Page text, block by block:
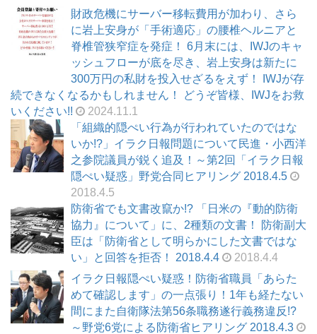
財政危機にサーバー移転費用が加わり、さら
に岩上安身が「手術適応」の腰椎ヘルニアと
脊椎管狭窄症を発症！ 6月末には、IWJのキャ
ッシュフローが底を尽き、岩上安身は新たに
300万円の私財を投入せざるをえず！ IWJが存
続できなくなるかもしれません！ どうぞ皆様、IWJをお救
いください!!
2024.11.1
「組織的隠ぺい行為が行われていたのではな
いか!?」イラク日報問題について民進・小西洋
之参院議員が鋭く追及！～第2回「イラク日報
隠ぺい疑惑」野党合同ヒアリング 2018.4.5
2018.4.5
防衛省でも文書改竄か!? 「日米の『動的防衛
協力』について」に、2種類の文書！ 防衛副大
臣は「防衛省として明らかにした文書ではな
い」と回答を拒否！ 2018.4.4
2018.4.4
イラク日報隠ぺい疑惑！防衛省職員「あらた
めて確認します」の一点張り！1年も経たない
間にまた自衛隊法第56条職務遂行義務違反!?
～野党6党による防衛省ヒアリング 2018.4.3